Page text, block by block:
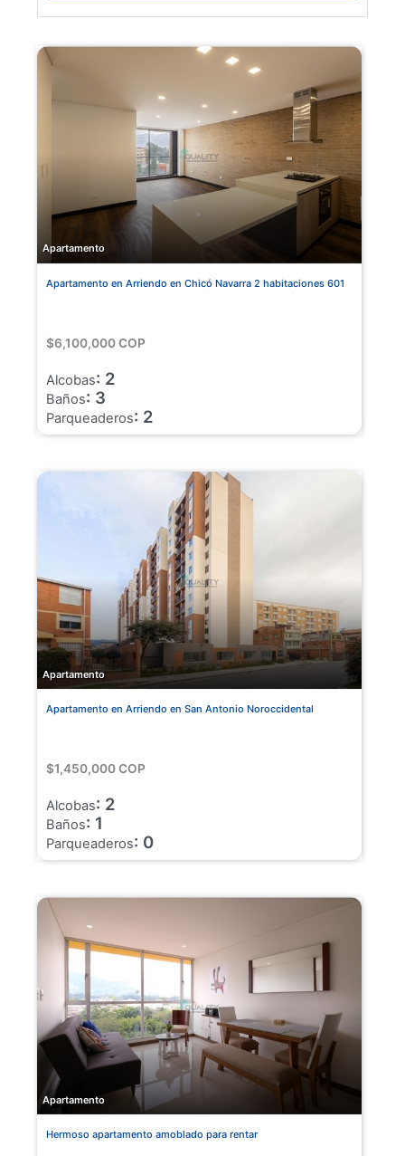
Apartamento
Apartamento en Arriendo en Chicó Navarra 2 habitaciones 601
$6,100,000 COP
Alcobas: 2
Baños: 3
Parqueaderos: 2
Apartamento
Apartamento en Arriendo en San Antonio Noroccidental
$1,450,000 COP
Alcobas: 2
Baños: 1
Parqueaderos: 0
Apartamento
Hermoso apartamento amoblado para rentar